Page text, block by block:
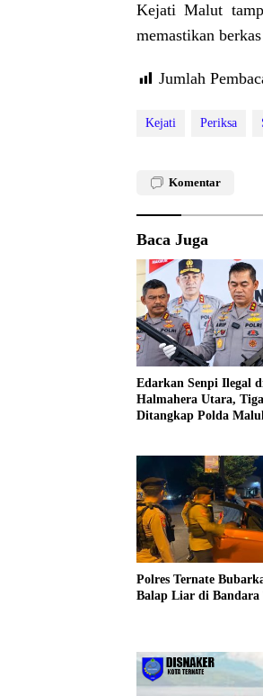
Kejati Malut
memastikan
Jumlah
Kejati Periksa
Komentar
Baca Juga
Edarkan Senpi Ilegal
Halmahera Utara,
Ditangkap Polda
Polres Ternate
Balap Liar di Bandara